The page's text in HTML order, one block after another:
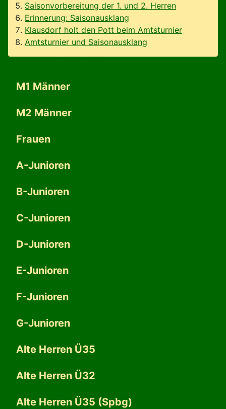
Saisonvorbereitung der 1. und 2. Herren
Erinnerung: Saisonausklang
Klausdorf holt den Pott beim Amtsturnier
Amtsturnier und Saisonausklang
M1 Männer
M2 Männer
Frauen
A-Junioren
B-Junioren
C-Junioren
D-Junioren
E-Junioren
F-Junioren
G-Junioren
Alte Herren Ü35
Alte Herren Ü32
Alte Herren Ü35 (Spbg)